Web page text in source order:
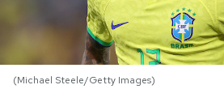
NEWSLETTER
I MIEI PREFERITI
(Michael Steele/Getty Images)